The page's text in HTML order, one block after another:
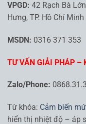
VPGD: 42 Rạch Bà
Hưng, TP. Hồ Chí Minh
MSDN: 0316 371 353
TƯ VẤN GIẢI PHÁP –
Zalo/Phone:
Từ khóa: Cảm biến
hiển thị nhiệt độ – áp